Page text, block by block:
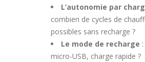
L’autonomie par
combien de cycles de
possibles sans recharge ?
Le mode de recharge
micro-USB, charge rapide ?